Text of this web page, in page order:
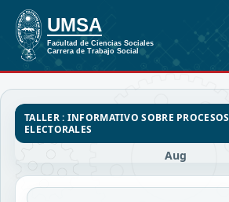
TALLER : INFORMATIVO SOBRE PROCESOS
ELECTORALES
Aug